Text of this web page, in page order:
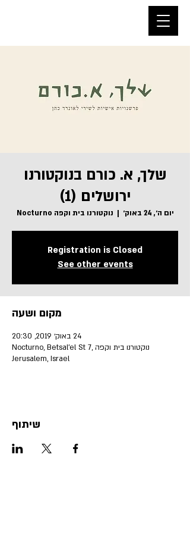
שלך, א. כורם בנוקטורנו
ירושלים (1)
יום ה׳, 24 באוק׳
  |
נוקטורנו בית וקפה Nocturno
Registration is Closed
See other events
מקום ושעה
24 באוק׳ 2019, 20:30
נוקטורנו בית וקפה Nocturno, Betsal'el St 7,
Jerusalem, Israel
שיתוף